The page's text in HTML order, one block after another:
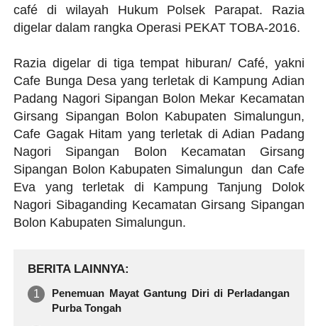
café di wilayah Hukum Polsek Parapat. Razia
digelar dalam rangka Operasi PEKAT TOBA-2016.
Razia digelar di tiga tempat hiburan/ Café, yakni
Cafe Bunga Desa yang terletak di Kampung Adian
Padang Nagori Sipangan Bolon Mekar Kecamatan
Girsang Sipangan Bolon Kabupaten Simalungun,
Cafe Gagak Hitam yang terletak di Adian Padang
Nagori Sipangan Bolon Kecamatan Girsang
Sipangan Bolon Kabupaten Simalungun dan Cafe
Eva yang terletak di Kampung Tanjung Dolok
Nagori Sibaganding Kecamatan Girsang Sipangan
Bolon Kabupaten Simalungun.
BERITA LAINNYA
Penemuan Mayat Gantung Diri di Perladangan
Purba Tongah